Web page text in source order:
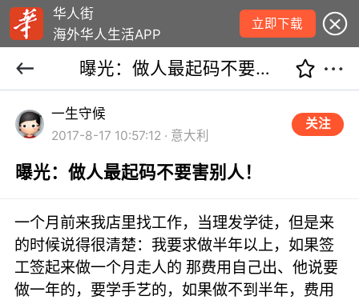
华人街
海外华人生活APP
立即下载
曝光：做人最起码不要害别人！
一生守候
2017-8-17 10:57:12 · 意大利
关注
曝光：做人最起码不要害别人！
一个月前来我店里找工作，当理发学徒，但是来
的时候说得很清楚：我要求做半年以上，如果签
工签起来做一个月走人的 那费用自己出、他说要
做一年的，要学手艺的，如果做不到半年，费用